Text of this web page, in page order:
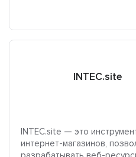
INTEC.site
INTEC.site — это
интернет-магазинов,